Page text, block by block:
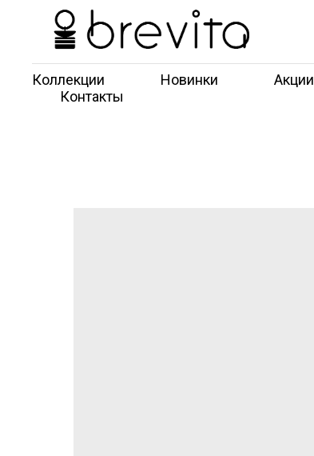
Коллекции Новинки Акции
Контакты